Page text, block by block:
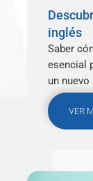
inglés
Saber
esencial
un nuevo
VER